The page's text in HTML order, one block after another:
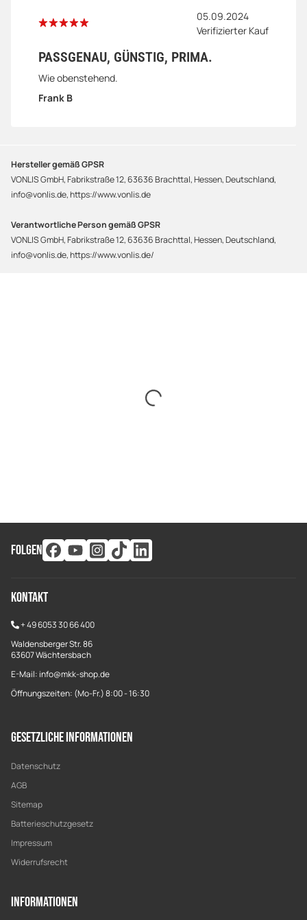
05.09.2024
Verifizierter Kauf
PASSGENAU, GÜNSTIG, PRIMA.
Wie obenstehend.
Frank B
Hersteller gemäß GPSR
VONLIS GmbH, Fabrikstraße 12, 63636 Brachttal, Hessen, Deutschland,
info@vonlis.de, https://www.vonlis.de
Verantwortliche Person gemäß GPSR
VONLIS GmbH, Fabrikstraße 12, 63636 Brachttal, Hessen, Deutschland,
info@vonlis.de, https://www.vonlis.de/
FOLGEN
Kontakt
+49 6053 30 66 400
Waldensberger Str. 86
63607 Wächtersbach
E-Mail: info@mkk-shop.de
Öffnungszeiten: (Mo-Fr.) 8:00 - 16:30
Gesetzliche Informationen
Datenschutz
AGB
Sitemap
Batterieschutzgesetz
Impressum
Widerrufsrecht
Informationen